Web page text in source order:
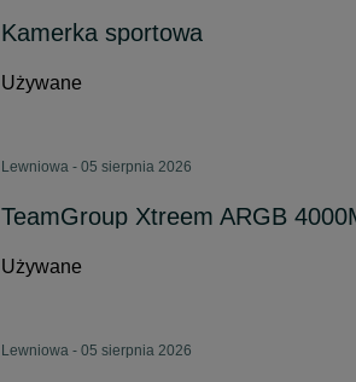
Kamerka sportowa
Używane
Lewniowa - 05 sierpnia 2026
TeamGroup Xtreem ARGB
Używane
Lewniowa - 05 sierpnia 2026